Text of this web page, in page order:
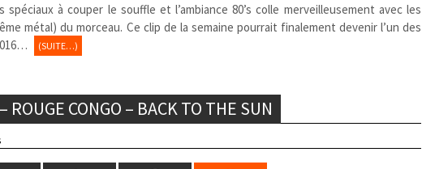
à couper le souffle et l’ambiance 80’s colle merveilleusement avec les
métal) du morceau. Ce clip de la semaine pourrait finalement devenir l’un des
(SUITE…)
ROUGE CONGO – BACK TO THE SUN